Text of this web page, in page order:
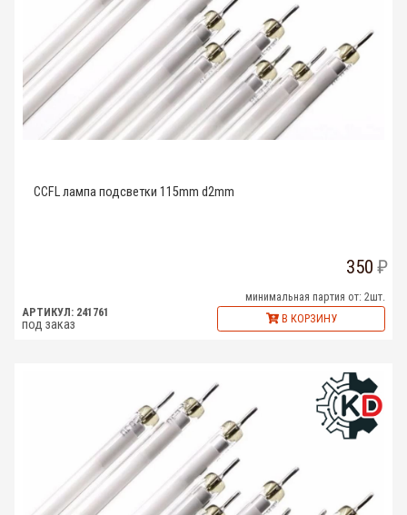
CCFL лампа подсветки 115mm d2mm
350
минимальная партия от: 2шт.
АРТИКУЛ: 241761
под заказ В КОРЗИНУ